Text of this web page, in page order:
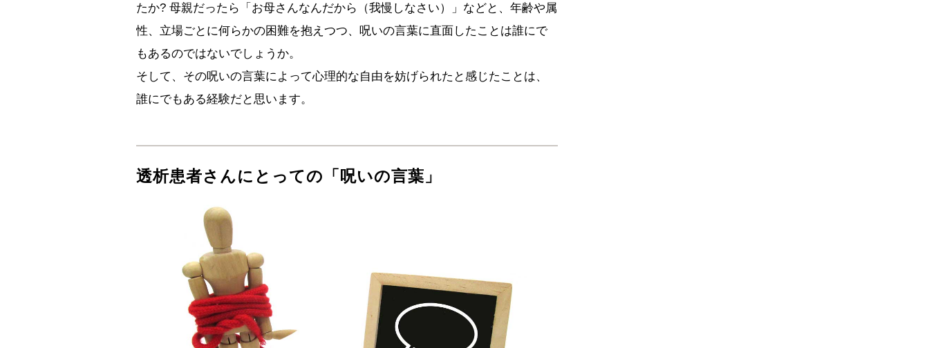
たか? 母親だったら「お母さんなんだから（我慢しなさい）」などと、年齢や属
性、立場ごとに何らかの困難を抱えつつ、呪いの言葉に直面したことは誰にで
もあるのではないでしょうか。
そして、その呪いの言葉によって心理的な自由を妨げられたと感じたことは、
誰にでもある経験だと思います。
透析患者さんにとっての「呪いの言葉」